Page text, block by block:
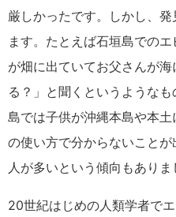
厳しかったです。しかし、
ます。たとえば石垣島での
が畑に出ていてお父さんが
る？」と聞くというような
島では子供が沖縄本島や本
の使い方で分からないこと
人が多いという傾向もありま
20世紀はじめの人類学者で